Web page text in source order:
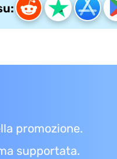
promozione.
supportata.